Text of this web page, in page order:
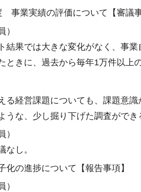
事業実績の評価について【審議事
）
結果では大きな変化がなく、事
ときに、過去から毎年1万件以上
る経営課題についても、課題意
うな、少し掘り下げた調査ができ
）
なし。
化の進捗について【報告事項】
）